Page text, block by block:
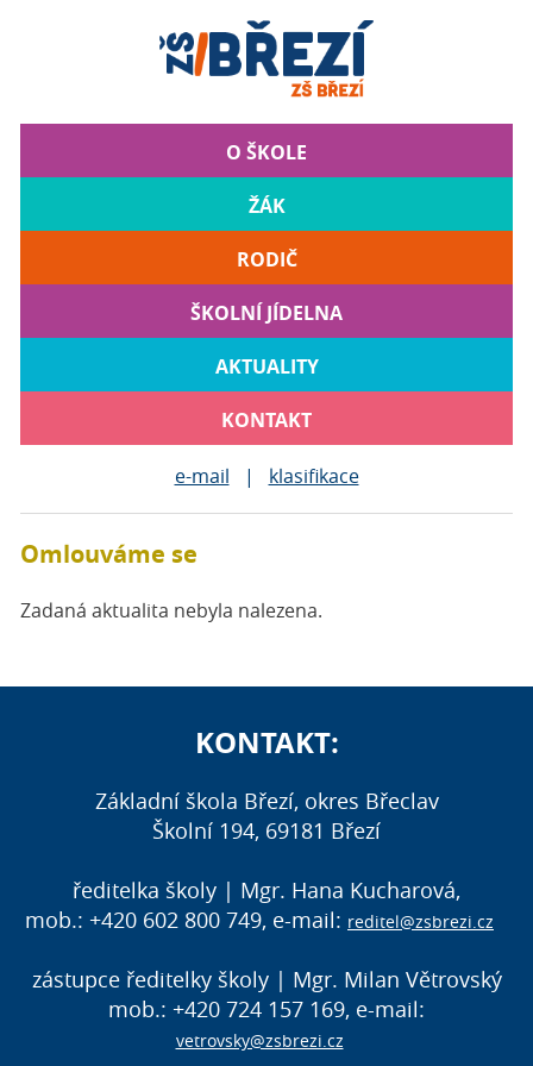
O ŠKOLE
ŽÁK
RODIČ
ŠKOLNÍ JÍDELNA
AKTUALITY
KONTAKT
e-mail | klasifikace
Omlouváme se
Zadaná aktualita nebyla nalezena.
KONTAKT:
Základní škola Březí, okres Břeclav
Školní 194, 69181 Březí
ředitelka školy | Mgr. Hana Kucharová,
mob.: +420 602 800 749, e-mail: reditel@zsbrezi.cz
zástupce ředitelky školy | Mgr. Milan Větrovský
mob.: +420 724 157 169, e-mail:
vetrovsky@zsbrezi.cz